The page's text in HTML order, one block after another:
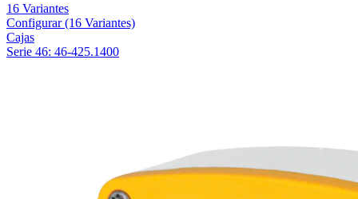
16 Variantes
Configurar(16 Variantes)
Cajas
Serie 46: 46-425.1400